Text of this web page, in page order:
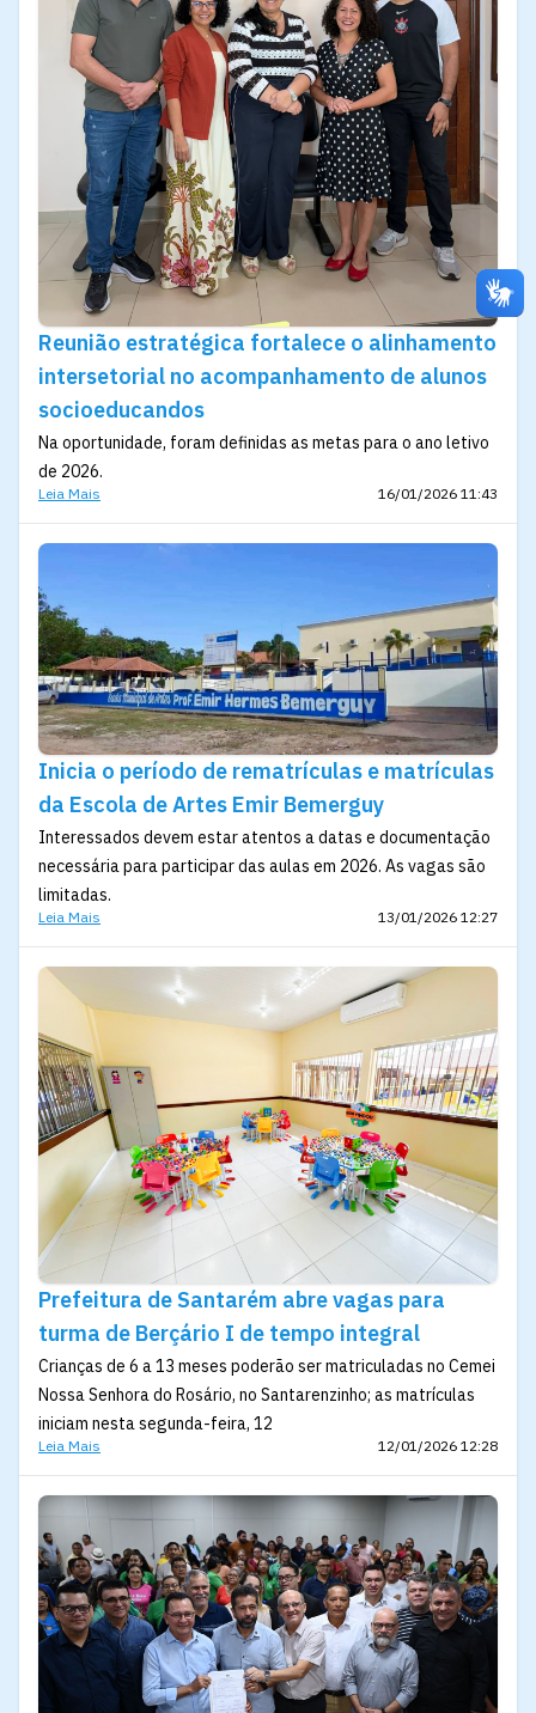
Reunião estratégica fortalece o alinhamento
intersetorial no acompanhamento de alunos
socioeducandos
Na oportunidade, foram definidas as metas para o ano letivo
de 2026.
Leia Mais 16/01/2026 11:43
Inicia o período de rematrículas e matrículas
da Escola de Artes Emir Bemerguy
Interessados devem estar atentos a datas e documentação
necessária para participar das aulas em 2026. As vagas são
limitadas.
Leia Mais 13/01/2026 12:27
Prefeitura de Santarém abre vagas para
turma de Berçário I de tempo integral
Crianças de 6 a 13 meses poderão ser matriculadas no Cemei
Nossa Senhora do Rosário, no Santarenzinho; as matrículas
iniciam nesta segunda-feira, 12
Leia Mais 12/01/2026 12:28